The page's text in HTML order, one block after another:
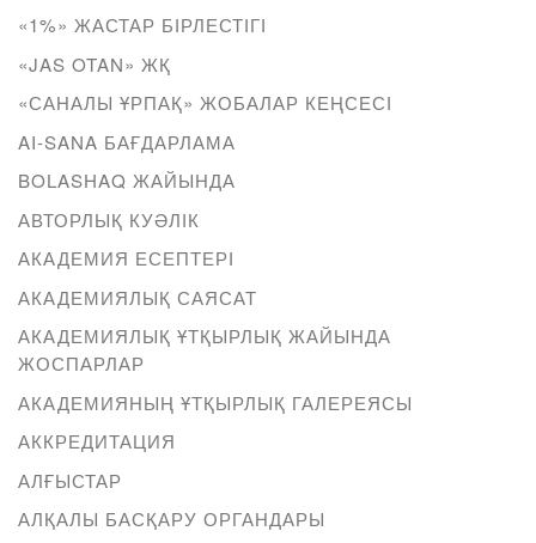
«1%» ЖАСТАР БІРЛЕСТІГІ
«JAS OTAN» ЖҚ
«САНАЛЫ ҰРПАҚ» ЖОБАЛАР КЕҢСЕСІ
AI-SANA БАҒДАРЛАМА
BOLASHAQ ЖАЙЫНДА
АВТОРЛЫҚ КУӘЛІК
АКАДЕМИЯ ЕСЕПТЕРІ
АКАДЕМИЯЛЫҚ САЯСАТ
АКАДЕМИЯЛЫҚ ҰТҚЫРЛЫҚ ЖАЙЫНДА
ЖОСПАРЛАР
АКАДЕМИЯНЫҢ ҰТҚЫРЛЫҚ ГАЛЕРЕЯСЫ
АККРЕДИТАЦИЯ
АЛҒЫСТАР
АЛҚАЛЫ БАСҚАРУ ОРГАНДАРЫ